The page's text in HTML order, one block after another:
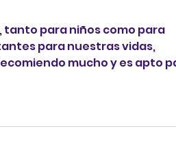
tanto para niños como para
para nuestras vidas,
mucho y es apto